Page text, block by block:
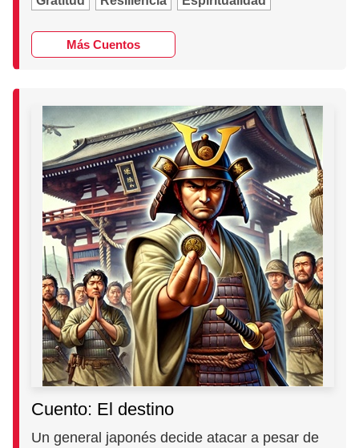
Más Cuentos
Cuento: El destino
Un general japonés decide atacar a pesar de